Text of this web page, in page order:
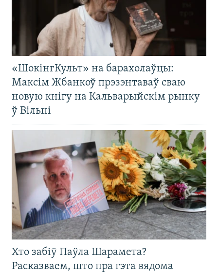
«ШокінгКульт» на барахолаўцы:
Максім Жбанкоў прэзэнтаваў сваю
новую кнігу на Кальварыйскім рынку
ў Вільні
Хто забіў Паўла Шарамета?
Расказваем, што пра гэта вядома